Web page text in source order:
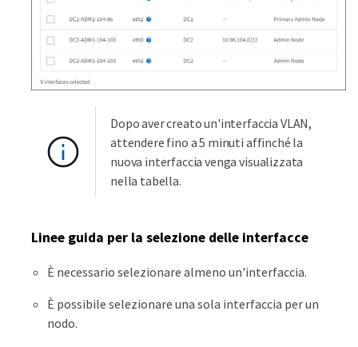
Dopo aver creato un'interfaccia VLAN,
attendere fino a 5 minuti affinché la
nuova interfaccia venga visualizzata
nella tabella.
Linee guida per la selezione delle interfacce
È necessario selezionare almeno un'interfaccia.
È possibile selezionare una sola interfaccia per un
nodo.